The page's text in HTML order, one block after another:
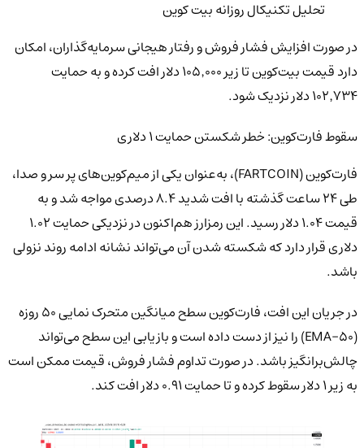
تحلیل تکنیکال روزانه بیت کوین
در صورت افزایش فشار فروش و رفتار هیجانی سرمایه‌گذاران، امکان
دارد قیمت بیت‌کوین تا زیر ۱۰۵٬۰۰۰ دلار افت کرده و به حمایت
۱۰۲٬۷۳۴ دلار نزدیک شود.
سقوط فارت‌کوین: خطر شکستن حمایت ۱ دلاری
فارت‌کوین (FARTCOIN)، به‌عنوان یکی از میم‌کوین‌های پر سر و صدا،
طی ۲۴ ساعت گذشته با افت شدید ۸.۴ درصدی مواجه شد و به
قیمت ۱.۰۴ دلار رسید. این رمزارز هم‌اکنون در نزدیکی حمایت ۱.۰۲
دلاری قرار دارد که شکسته شدن آن می‌تواند نشانه ادامه روند نزولی
باشد.
در جریان این افت، فارت‌کوین سطح میانگین متحرک نمایی ۵۰ روزه
(EMA-50) را نیز از دست داده است و بازیابی این سطح می‌تواند
چالش‌برانگیز باشد. در صورت تداوم فشار فروش، قیمت ممکن است
به زیر ۱ دلار سقوط کرده و تا حمایت ۰.۹۱ دلار افت کند.